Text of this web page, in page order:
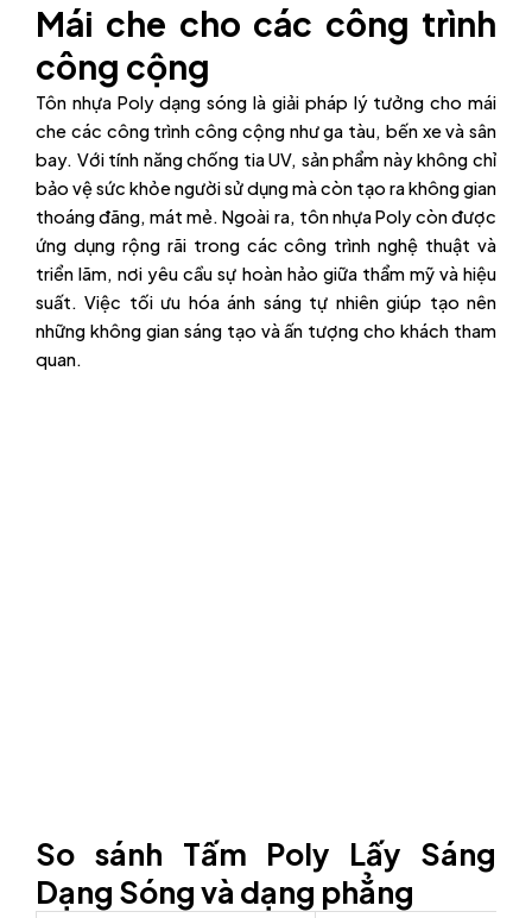
Mái che cho các công trình
công cộng
Tôn nhựa Poly dạng sóng là giải pháp lý tưởng cho mái
che các công trình công cộng như ga tàu, bến xe và sân
bay. Với tính năng chống tia UV, sản phẩm này không chỉ
bảo vệ sức khỏe người sử dụng mà còn tạo ra không gian
thoáng đãng, mát mẻ. Ngoài ra, tôn nhựa Poly còn được
ứng dụng rộng rãi trong các công trình nghệ thuật và
triển lãm, nơi yêu cầu sự hoàn hảo giữa thẩm mỹ và hiệu
suất. Việc tối ưu hóa ánh sáng tự nhiên giúp tạo nên
những không gian sáng tạo và ấn tượng cho khách tham
quan.
So sánh Tấm Poly Lấy Sáng
Dạng Sóng và dạng phẳng